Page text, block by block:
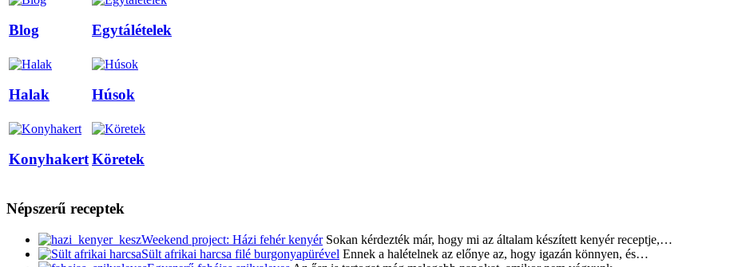
Blog Egytálételek
Halak Húsok
KonyhakertKöretek
Népszerű receptek
Weekend project: Házi fehér kenyérSokan kérdezték már, hogy mi az általam készített kenyér receptje,…
Sült afrikai harcsa filé burgonyapürével Ennek a halételnek az előnye az, hogy igazán könnyen, és…